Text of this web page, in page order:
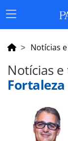
Menu
Principal
Notícias
Notícias
Fortaleza